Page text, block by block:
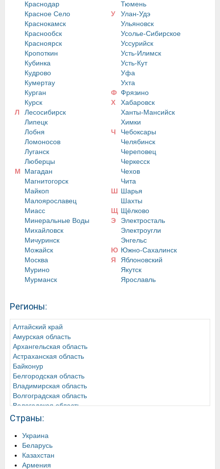
Краснодар
Красное Село
Краснокамск
Краснообск
Красноярск
Кропоткин
Кубинка
Кудрово
Кумертау
Курган
Курск
Л
Лесосибирск
Липецк
Лобня
Ломоносов
Луганск
Люберцы
М
Магадан
Магнитогорск
Майкоп
Малоярославец
Миасс
Минеральные Воды
Михайловск
Мичуринск
Можайск
Москва
Мурино
Мурманск
Тюмень
У
Улан-Удэ
Ульяновск
Усолье-Сибирское
Уссурийск
Усть-Илимск
Усть-Кут
Уфа
Ухта
Ф Фрязино
Х
Хабаровск
Ханты-Мансийск
Химки
Ч
Чебоксары
Челябинск
Череповец
Черкесск
Чехов
Чита
Ш Шарья
Шахты
Щ Щёлково
Э
Электросталь
Электроугли
Энгельс
Ю Южно-Сахалинск
Я
Яблоновский
Якутск
Ярославль
Регионы:
Алтайский край
Амурская область
Архангельская область
Астраханская область
Байконур
Белгородская область
Владимирская область
Волгоградская область
Вологодская область
Воронежская область
Донецкая Народная Республика
Забайкальский край
Ивановская область
Иркутская область
Кабардино-Балкарская Республика
Страны:
Украина
Беларусь
Казахстан
Армения